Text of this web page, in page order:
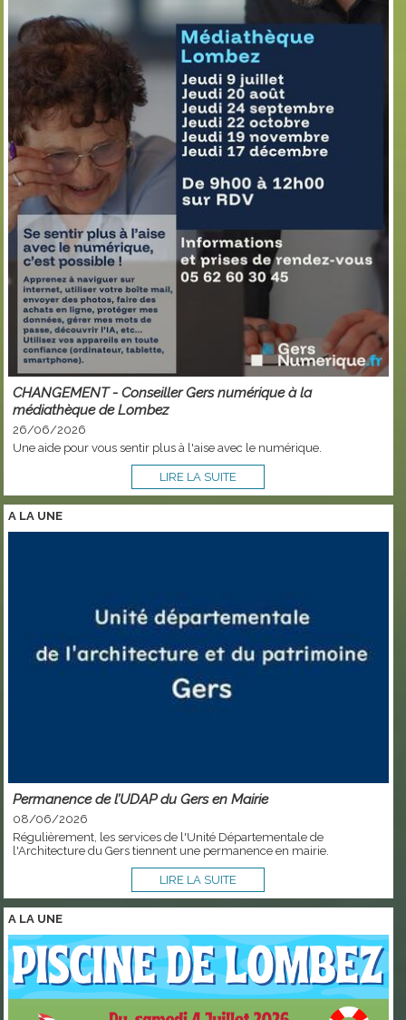
CHANGEMENT - Conseiller Gers numérique à la
médiathèque de Lombez
26/06/2026
Une aide pour vous sentir plus à l'aise avec le numérique.
LIRE LA SUITE
A LA UNE
Permanence de l’UDAP du Gers en Mairie
08/06/2026
Régulièrement, les services de l'Unité Départementale de
l'Architecture du Gers tiennent une permanence en mairie.
LIRE LA SUITE
A LA UNE